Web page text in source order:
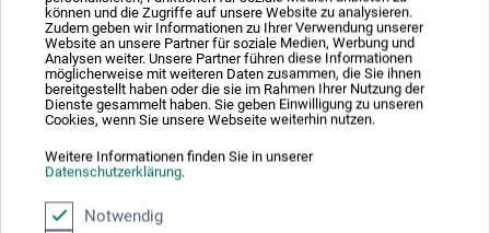
können und die Zugriffe auf unsere Website zu analysieren.
Zudem geben wir Informationen zu Ihrer Verwendung unserer
Website an unsere Partner für soziale Medien, Werbung und
Analysen weiter. Unsere Partner führen diese Informationen
möglicherweise mit weiteren Daten zusammen, die Sie ihnen
bereitgestellt haben oder die sie im Rahmen Ihrer Nutzung der
Dienste gesammelt haben. Sie geben Einwilligung zu unseren
Cookies, wenn Sie unsere Webseite weiterhin nutzen.
Weitere Informationen finden Sie in unserer
Datenschutzerklärung.
Notwendig
TSCHECHIEN
sales@koh-i-noor.cz
Kunden kauften auch